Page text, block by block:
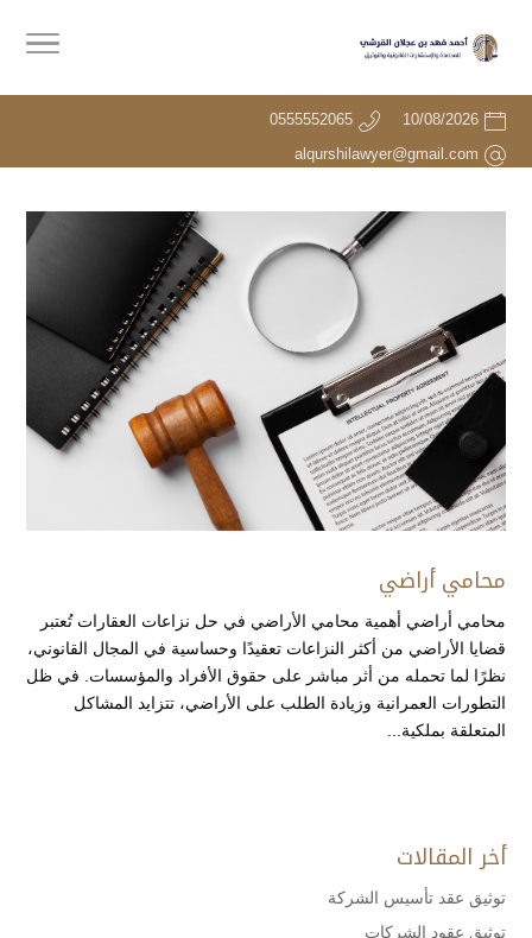
10/08/2026
0555552065
alqurshilawyer@gmail.com
محامي أراضي
محامي أراضي أهمية محامي الأراضي في حل نزاعات العقارات تُعتبر
قضايا الأراضي من أكثر النزاعات تعقيدًا وحساسية في المجال القانوني،
نظرًا لما تحمله من أثر مباشر على حقوق الأفراد والمؤسسات. في ظل
التطورات العمرانية وزيادة الطلب على الأراضي، تتزايد المشاكل
المتعلقة بملكية...
أخر المقالات
توثيق عقد تأسيس الشركة
توثيق عقود الشركات